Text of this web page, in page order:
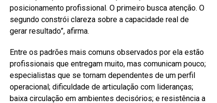
posicionamento profissional. O primeiro busca atenção. O
segundo constrói clareza sobre a capacidade real de
gerar resultado”, afirma.
Entre os padrões mais comuns observados por ela estão
profissionais que entregam muito, mas comunicam pouco;
especialistas que se tornam dependentes de um perfil
operacional; dificuldade de articulação com lideranças;
baixa circulação em ambientes decisórios; e resistência a